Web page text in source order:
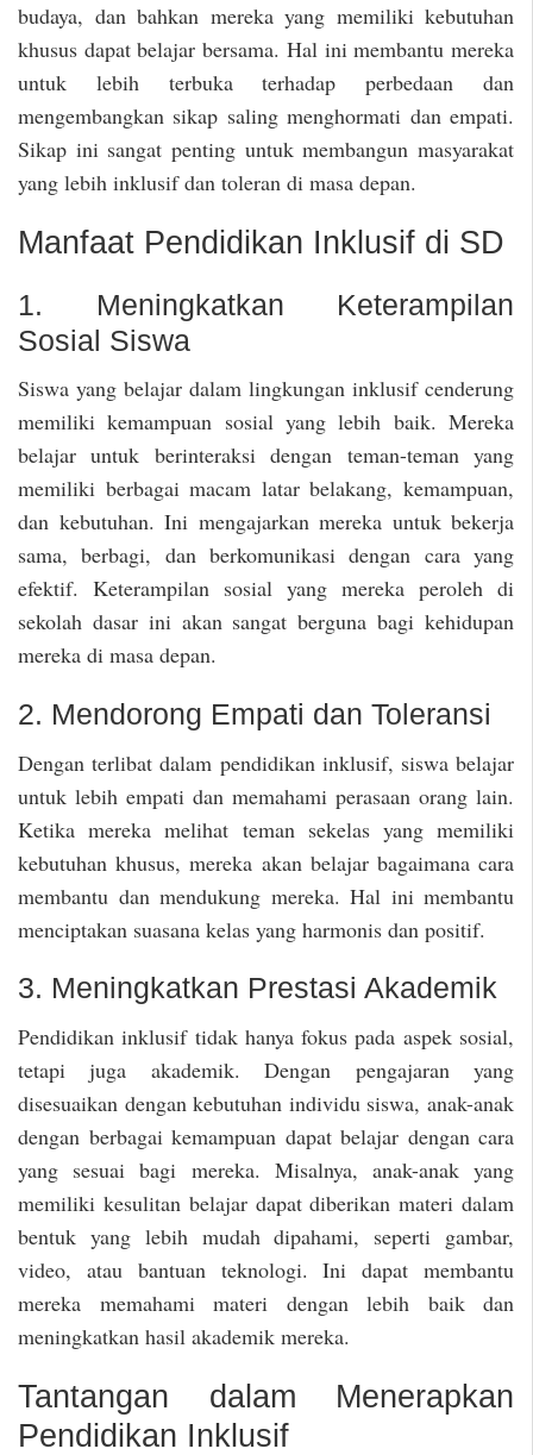
budaya, dan bahkan mereka yang memiliki kebutuhan
khusus dapat belajar bersama. Hal ini membantu mereka
untuk lebih terbuka terhadap perbedaan dan
mengembangkan sikap saling menghormati dan empati.
Sikap ini sangat penting untuk membangun masyarakat
yang lebih inklusif dan toleran di masa depan.
Manfaat Pendidikan Inklusif di SD
1. Meningkatkan Keterampilan
Sosial Siswa
Siswa yang belajar dalam lingkungan inklusif cenderung
memiliki kemampuan sosial yang lebih baik. Mereka
belajar untuk berinteraksi dengan teman-teman yang
memiliki berbagai macam latar belakang, kemampuan,
dan kebutuhan. Ini mengajarkan mereka untuk bekerja
sama, berbagi, dan berkomunikasi dengan cara yang
efektif. Keterampilan sosial yang mereka peroleh di
sekolah dasar ini akan sangat berguna bagi kehidupan
mereka di masa depan.
2. Mendorong Empati dan Toleransi
Dengan terlibat dalam pendidikan inklusif, siswa belajar
untuk lebih empati dan memahami perasaan orang lain.
Ketika mereka melihat teman sekelas yang memiliki
kebutuhan khusus, mereka akan belajar bagaimana cara
membantu dan mendukung mereka. Hal ini membantu
menciptakan suasana kelas yang harmonis dan positif.
3. Meningkatkan Prestasi Akademik
Pendidikan inklusif tidak hanya fokus pada aspek sosial,
tetapi juga akademik. Dengan pengajaran yang
disesuaikan dengan kebutuhan individu siswa, anak-anak
dengan berbagai kemampuan dapat belajar dengan cara
yang sesuai bagi mereka. Misalnya, anak-anak yang
memiliki kesulitan belajar dapat diberikan materi dalam
bentuk yang lebih mudah dipahami, seperti gambar,
video, atau bantuan teknologi. Ini dapat membantu
mereka memahami materi dengan lebih baik dan
meningkatkan hasil akademik mereka.
Tantangan dalam Menerapkan
Pendidikan Inklusif